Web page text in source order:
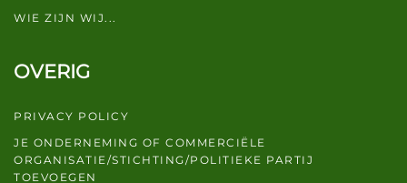
WIE ZIJN WIJ...
OVERIG
PRIVACY POLICY
JE ONDERNEMING OF COMMERCIËLE
ORGANISATIE/STICHTING/POLITIEKE PARTIJ
TOEVOEGEN